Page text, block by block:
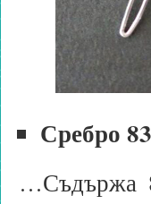
Сребро
…Съдържа